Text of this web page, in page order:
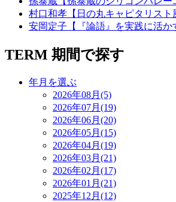
村口和孝【日の丸キャピタリスト
安岡定子【『論語』を実践に活か
TERM 期間で探す
年月を選ぶ
2026年08月(5)
2026年07月(19)
2026年06月(20)
2026年05月(15)
2026年04月(19)
2026年03月(21)
2026年02月(17)
2026年01月(21)
2025年12月(12)